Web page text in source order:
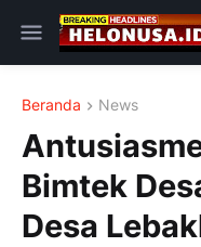
Beranda News
Bimtek
Desa